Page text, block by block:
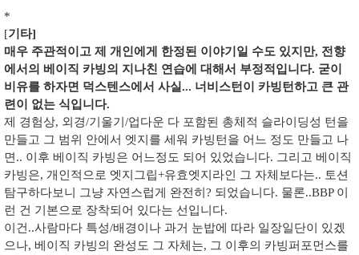
*
[기타]
매우 주관적이고 제 개인에게 한정된 이야기일 수도 있지만, 전향
에서의 베이직 카빙의 지나친 연습에 대해서 부정적입니다. 굳이
비유를 하자면 덕스텐스에서 사실... 너비스턴이 카빙턴하고 큰 관
련이 없는 식입니다.
제 경험상, 외경/기울기/업다운 다 포함된 총체적 슬라이딩성 턴을
만들고 그 범위 안에서 엣지를 세워 카빙턴을 어느 정도 만들고 나
면.. 이후 베이직 카빙은 어느정도 되어 있었습니다. 그리고 베이직
카빙은, 개인적으로 엣지그립+유효엣지라인 그 자체보다는.. 토션
탐구하다보니 그냥 자연스럽게 완전히? 되었습니다. 물론..BBP 이
런 건 기본으로 장착되어 있다는 선입니다.
이건..사람마다 특성/배경이나 과거 눈밥에 따라 일장일단이 있겠
으나, 베이직 카빙의 완성도 그 자체는, 그 이후의 카빙퍼포먼스를